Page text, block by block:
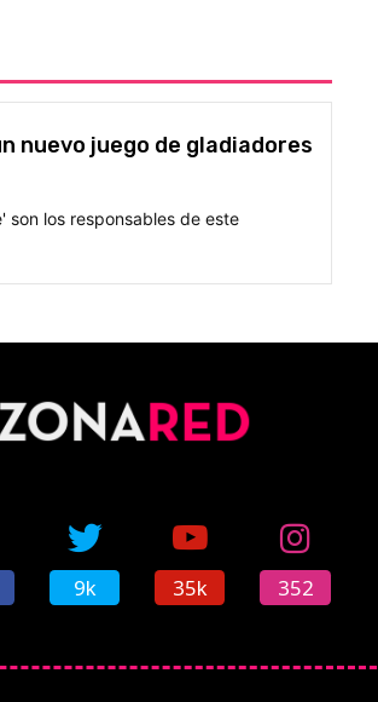
nuevo juego de gladiadores
son los responsables de este
9k 35k 352